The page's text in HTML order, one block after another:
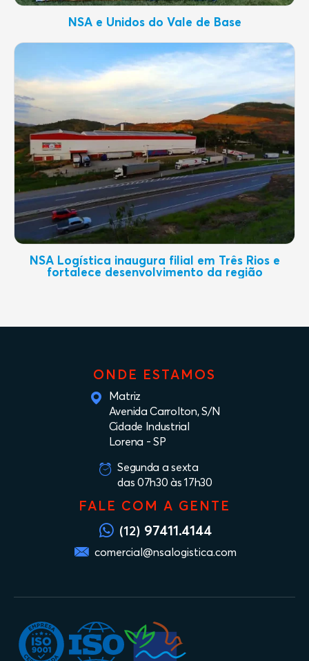
NSA e Unidos do Vale de Base
NSA Logística inaugura filial em Três Rios e
fortalece desenvolvimento da região
ONDE ESTAMOS
Matriz
Avenida Carrolton, S/N
Cidade Industrial
Lorena - SP
Segunda a sexta
das 07h30 às 17h30
FALE COM A GENTE
(12) 97411.4144
comercial@nsalogistica.com